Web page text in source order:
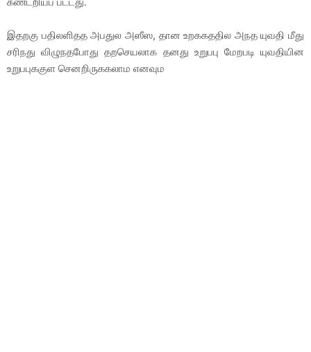
இதறகு பதிலளிதத அபதுல அஸீஸ, தான உறககததில அநத யுவதி மீது
சரிநது விழுநதபோது தறசெயலாக தனது உறுபபு மேறபடி யுவதியின
உறுபபுககுள செனறிருககலாம எனவும